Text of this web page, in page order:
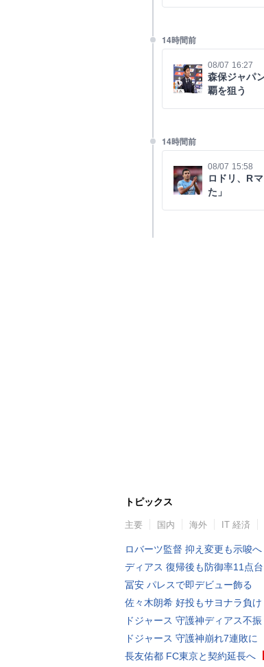
14時間前
08/07 16:27
森保ジャパ
覇を狙う
14時間前
08/07 15:58
ロドリ、R
た」
トピックス
主要 国内 海外 IT 経済
ロバーツ監督 抑え変更も示唆へ
ディアス 復帰後も防御率11点台
冨安 パレスで即デビュー飾る
佐々木朗希 好投もサヨナラ負け
ドジャース 守護神ディアス不振
ドジャース 守護神崩れ7連敗に
長友佑都 FC東京と契約延長へ